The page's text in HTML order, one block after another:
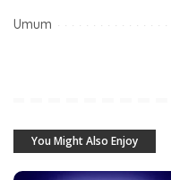
Umum
You Might Also Enjoy